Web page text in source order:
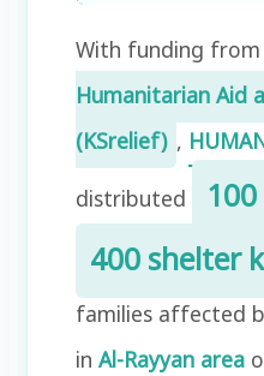
With funding
Humanitarian Aid
(KSrelief) ,
distributed
400 shelter
families affected
inAl-Rayyan area